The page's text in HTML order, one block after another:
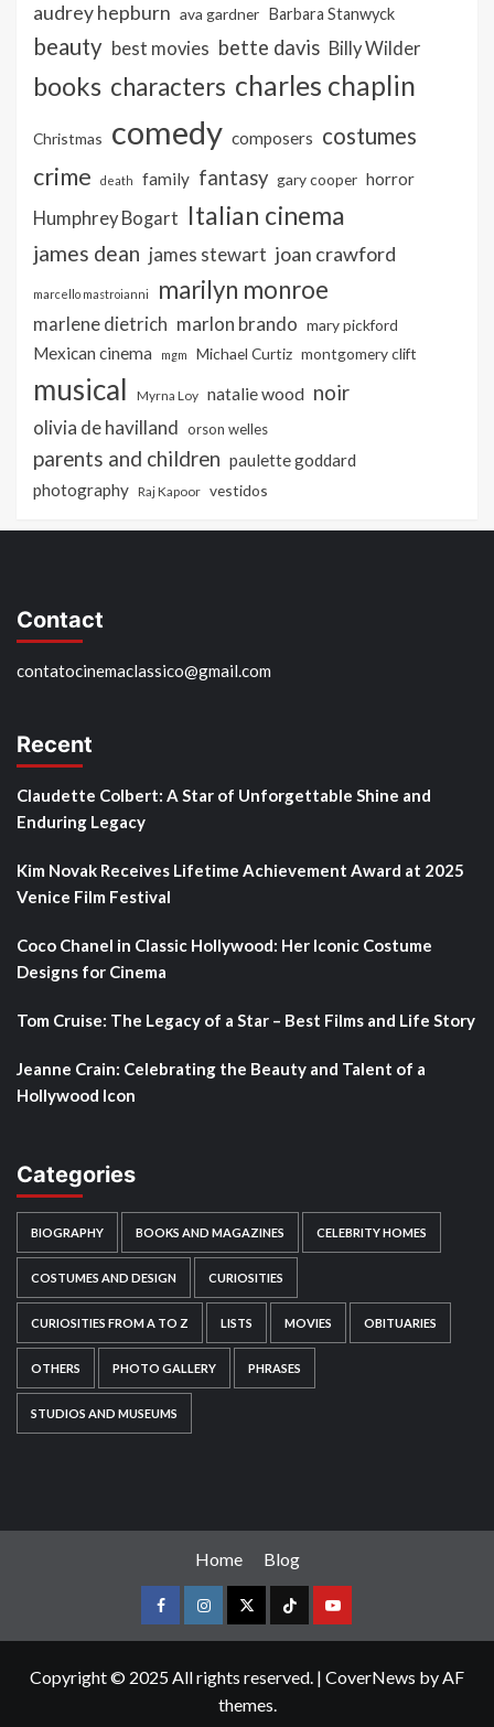
audrey hepburn ava gardner Barbara Stanwyck
beauty best movies bette davis Billy Wilder
books characters charles chaplin
Christmas comedy composers costumes
crime death family fantasy gary cooper horror
Humphrey Bogart Italian cinema
james dean james stewart joan crawford
marcello mastroianni marilyn monroe
marlene dietrich marlon brando mary pickford
Mexican cinema mgm Michael Curtiz montgomery clift
musical Myrna Loy natalie wood noir
olivia de havilland orson welles
parents and children paulette goddard
photography Raj Kapoor vestidos
Contact
contatocinemaclassico@gmail.com
Recent
Claudette Colbert: A Star of Unforgettable Shine and
Enduring Legacy
Kim Novak Receives Lifetime Achievement Award at 2025
Venice Film Festival
Coco Chanel in Classic Hollywood: Her Iconic Costume
Designs for Cinema
Tom Cruise: The Legacy of a Star – Best Films and Life Story
Jeanne Crain: Celebrating the Beauty and Talent of a
Hollywood Icon
Categories
BIOGRAPHY BOOKS AND MAGAZINES CELEBRITY HOMES
COSTUMES AND DESIGN CURIOSITIES
CURIOSITIES FROM A TO Z LISTS MOVIES OBITUARIES
OTHERS PHOTO GALLERY PHRASES
STUDIOS AND MUSEUMS
Home Blog
Copyright © 2025 All rights reserved. | CoverNews by AF
themes.